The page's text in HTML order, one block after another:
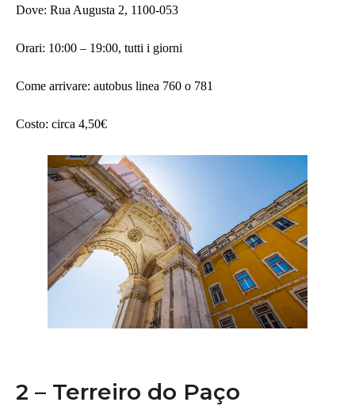
Dove: Rua Augusta 2, 1100-053
Orari: 10:00 – 19:00, tutti i giorni
Come arrivare: autobus linea 760 o 781
Costo: circa 4,50€
2 – Terreiro do Paço